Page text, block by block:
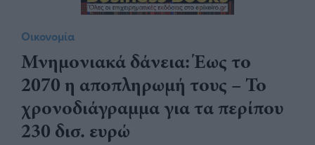
Οικονομία
Μνημονιακά δάνεια: Έως το
2070 η αποπληρωμή τους – Το
χρονοδιάγραμμα για τα περίπου
230 δισ. ευρώ